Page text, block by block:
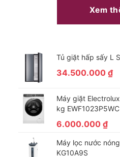
Xem
Tủ giặt hấp sấy L
34.500.000 ₫
Máy giặt
kg EWF1023P5WC
6.000.000 ₫
Máy lọc nước
KG10A9S